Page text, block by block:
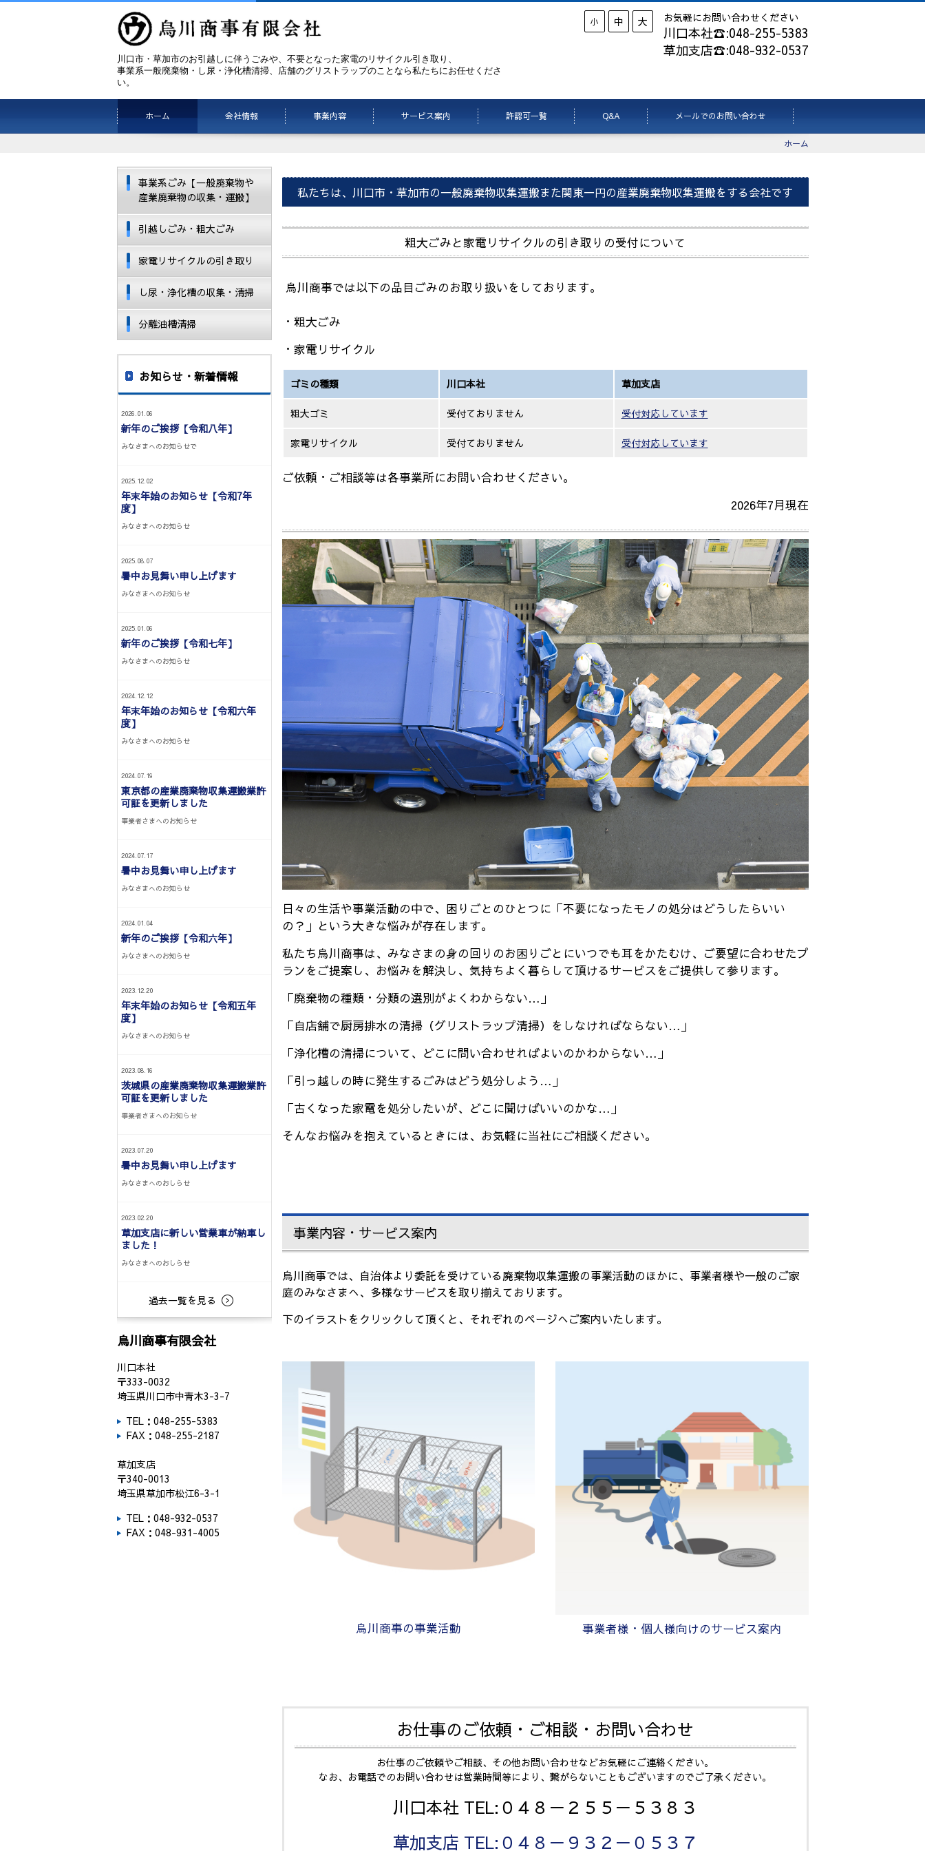
川口市・草加市のお引越しに伴うごみや、不要となった家電のリサイクル引き取り、
事業系一般廃棄物・し尿・浄化槽清掃、店舗のグリストラップのことなら私たちにお任せくださ
い。
お気軽にお問い合わせください
川口本社☎:048-255-5383
草加支店☎:048-932-0537
小 中 大
ホーム 会社情報 事業内容 サービス案内 許認可一覧 Q&A メールでのお問い合わせ
ホーム
私たちは、川口市・草加市の一般廃棄物収集運搬また関東一円の産業廃棄物収集運搬をする会社です
粗大ごみと家電リサイクルの引き取りの受付について
烏川商事では以下の品目ごみのお取り扱いをしております。
・粗大ごみ
・家電リサイクル
ゴミの種類 川口本社 草加支店
粗大ゴミ 受付ておりません 受付対応しています
家電リサイクル 受付ておりません 受付対応しています
ご依頼・ご相談等は各事業所にお問い合わせください。
2026年7月現在
日々の生活や事業活動の中で、困りごとのひとつに「不要になったモノの処分はどうしたらいい
の？」という大きな悩みが存在します。
私たち烏川商事は、みなさまの身の回りのお困りごとにいつでも耳をかたむけ、ご要望に合わせたプ
ランをご提案し、お悩みを解決し、気持ちよく暮らして頂けるサービスをご提供して参ります。
「廃棄物の種類・分類の選別がよくわからない…」
「自店舗で厨房排水の清掃（グリストラップ清掃）をしなければならない…」
「浄化槽の清掃について、どこに問い合わせればよいのかわからない…」
「引っ越しの時に発生するごみはどう処分しよう…」
「古くなった家電を処分したいが、どこに聞けばいいのかな…」
そんなお悩みを抱えているときには、お気軽に当社にご相談ください。
事業内容・サービス案内
烏川商事では、自治体より委託を受けている廃棄物収集運搬の事業活動のほかに、事業者様や一般のご家
庭のみなさまへ、多様なサービスを取り揃えております。
下のイラストをクリックして頂くと、それぞれのページへご案内いたします。
烏川商事の事業活動 事業者様・個人様向けのサービス案内
お仕事のご依頼・ご相談・お問い合わせ
お仕事のご依頼やご相談、その他お問い合わせなどお気軽にご連絡ください。
なお、お電話でのお問い合わせは営業時間等により、繋がらないこともございますのでご了承ください。
川口本社 TEL:０４８－２５５－５３８３
草加支店 TEL:０４８－９３２ －０５３７
事業系ごみ【一般廃棄物や
産業廃棄物の収集・運搬】
引越しごみ・粗大ごみ
家電リサイクルの引き取り
し尿・浄化槽の収集・清掃
分離油槽清掃
お知らせ・新着情報
2026.01.06
新年のご挨拶【令和八年】
みなさまへのお知らせで
2025.12.02
年末年始のお知らせ【令和7年
度】
みなさまへのお知らせ
2025.08.07
暑中お見舞い申し上げます
みなさまへのお知らせ
2025.01.06
新年のご挨拶【令和七年】
みなさまへのお知らせ
2024.12.12
年末年始のお知らせ【令和六年
度】
みなさまへのお知らせ
2024.07.19
東京都の産業廃棄物収集運搬業許
可証を更新しました
事業者さまへのお知らせ
2024.07.17
暑中お見舞い申し上げます
みなさまへのお知らせ
2024.01.04
新年のご挨拶【令和六年】
みなさまへのお知らせ
2023.12.20
年末年始のお知らせ【令和五年
度】
みなさまへのお知らせ
2023.08.16
茨城県の産業廃棄物収集運搬業許
可証を更新しました
事業者さまへのお知らせ
2023.07.20
暑中お見舞い申し上げます
みなさまへのおしらせ
2023.02.20
草加支店に新しい営業車が納車し
ました！
みなさまへのおしらせ
過去一覧を見る
烏川商事有限会社
川口本社
〒333-0032
埼玉県川口市中青木3-3-7
TEL：048-255-5383
FAX：048-255-2187
草加支店
〒340-0013
埼玉県草加市松江6-3-1
TEL：048-932-0537
FAX：048-931-4005